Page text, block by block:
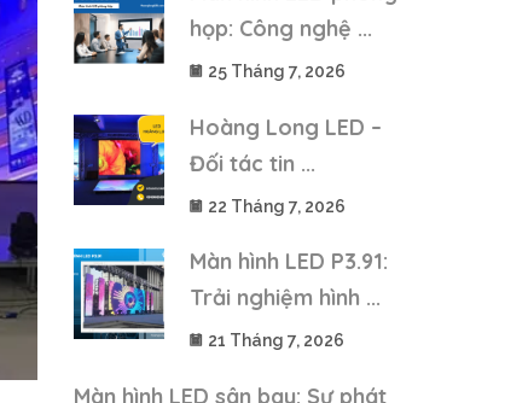
họp: Công nghệ ...
25 Tháng 7, 2026
Hoàng Long LED –
Đối tác tin ...
22 Tháng 7, 2026
Màn hình LED P3.91:
Trải nghiệm hình ...
21 Tháng 7, 2026
Màn hình LED sân bay: Sự phát